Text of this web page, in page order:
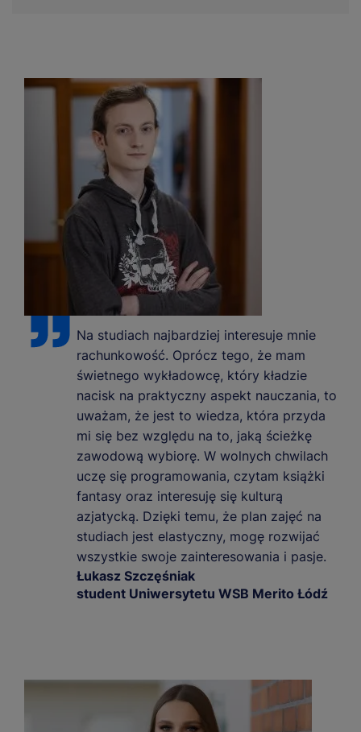
Na studiach najbardziej interesuje mnie
rachunkowość. Oprócz tego, że mam
świetnego wykładowcę, który kładzie
nacisk na praktyczny aspekt nauczania, to
uważam, że jest to wiedza, która przyda
mi się bez względu na to, jaką ścieżkę
zawodową wybiorę. W wolnych chwilach
uczę się programowania, czytam książki
fantasy oraz interesuję się kulturą
azjatycką. Dzięki temu, że plan zajęć na
studiach jest elastyczny, mogę rozwijać
wszystkie swoje zainteresowania i pasje.
Łukasz Szczęśniak
student Uniwersytetu WSB Merito Łódź